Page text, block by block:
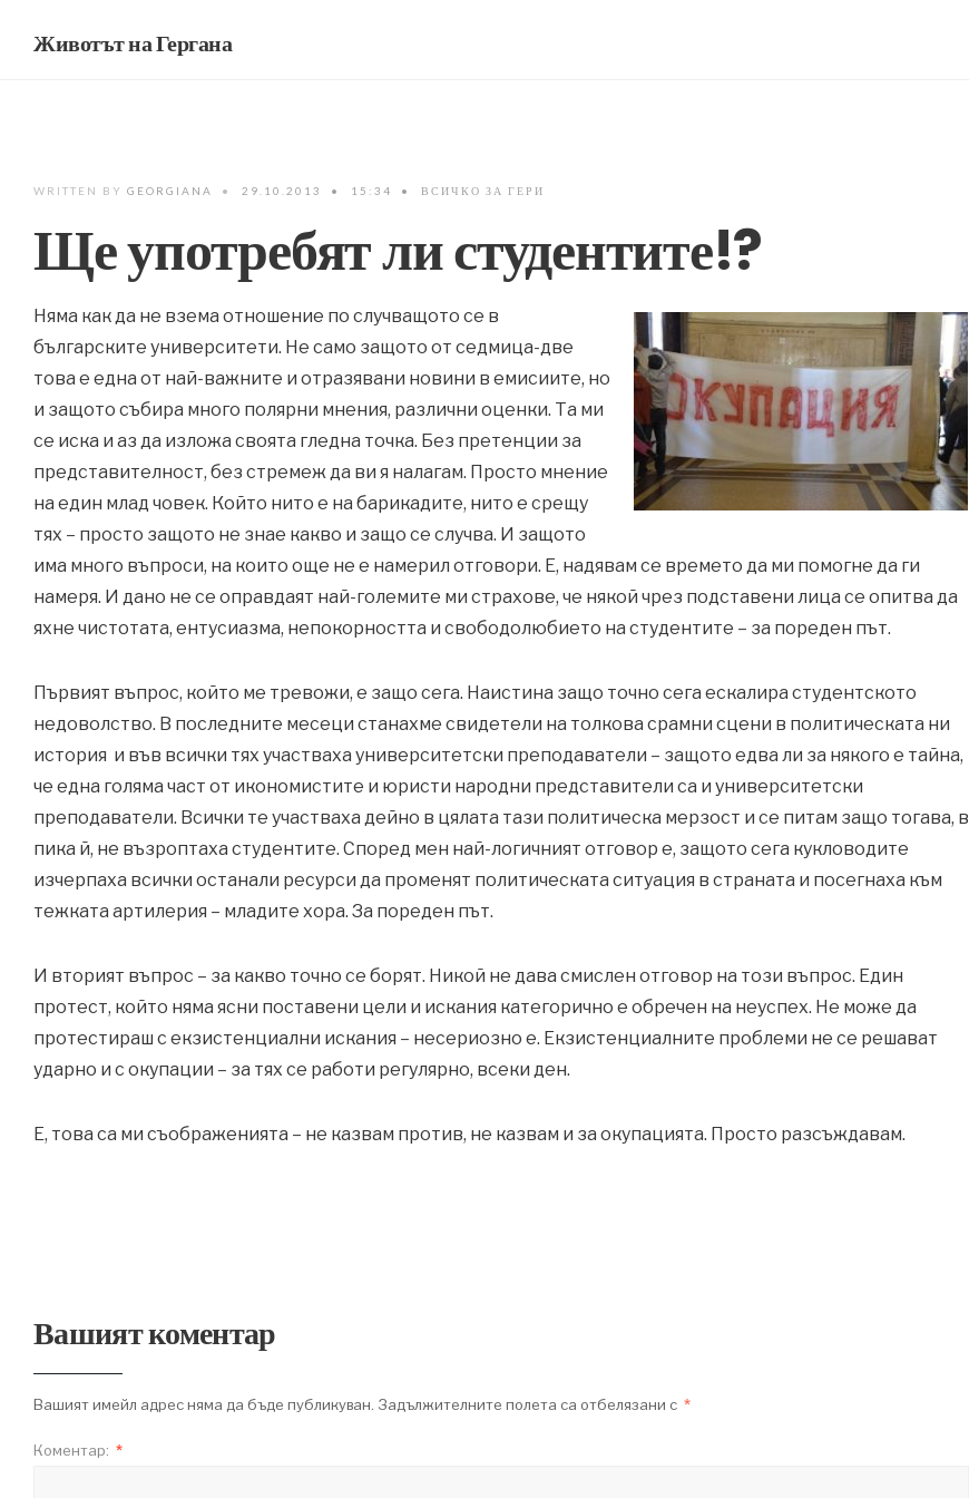
Животът на Гергана
WRITTEN BY GEORGIANA • 29.10.2013 • 15:34 • ВСИЧКО ЗА ГЕРИ
Ще употребят ли студентите!?
Няма как да не взема отношение по случващото се в
българските университети. Не само защото от седмица-две
това е една от най-важните и отразявани новини в емисиите, но
и защото събира много полярни мнения, различни оценки. Та ми
се иска и аз да изложа своята гледна точка. Без претенции за
представителност, без стремеж да ви я налагам. Просто мнение
на един млад човек. Който нито е на барикадите, нито е срещу
тях – просто защото не знае какво и защо се случва. И защото
има много въпроси, на които още не е намерил отговори. Е, надявам се времето да ми помогне да ги
намеря. И дано не се оправдаят най-големите ми страхове, че някой чрез подставени лица се опитва да
яхне чистотата, ентусиазма, непокорността и свободолюбието на студентите – за пореден път.
Първият въпрос, който ме тревожи, е защо сега. Наистина защо точно сега ескалира студентското
недоволство. В последните месеци станахме свидетели на толкова срамни сцени в политическата ни
история и във всички тях участваха университетски преподаватели – защото едва ли за някого е тайна,
че една голяма част от икономистите и юристи народни представители са и университетски
преподаватели. Всички те участваха дейно в цялата тази политическа мерзост и се питам защо тогава, в
пика й, не възроптаха студентите. Според мен най-логичният отговор е, защото сега кукловодите
изчерпаха всички останали ресурси да променят политическата ситуация в страната и посегнаха към
тежката артилерия – младите хора. За пореден път.
И вторият въпрос – за какво точно се борят. Никой не дава смислен отговор на този въпрос. Един
протест, който няма ясни поставени цели и искания категорично е обречен на неуспех. Не може да
протестираш с екзистенциални искания – несериозно е. Екзистенциалните проблеми не се решават
ударно и с окупации – за тях се работи регулярно, всеки ден.
Е, това са ми съображенията – не казвам против, не казвам и за окупацията. Просто разсъждавам.
Вашият коментар
Вашият имейл адрес няма да бъде публикуван. Задължителните полета са отбелязани с *
Коментар: *